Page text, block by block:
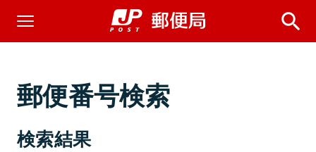
郵便番号検索
検索結果